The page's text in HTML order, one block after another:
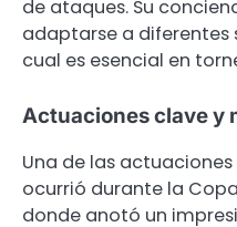
de ataques. Su
adaptarse a diferentes
cual es esencial en
Actuaciones clave y
Una de las
ocurrió durante la Copa
donde anotó un